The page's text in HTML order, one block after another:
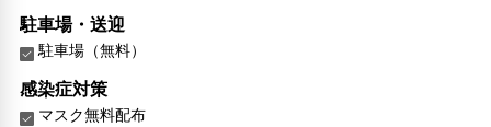
駐車場・送迎
駐車場（無料）
感染症対策
マスク無料配布